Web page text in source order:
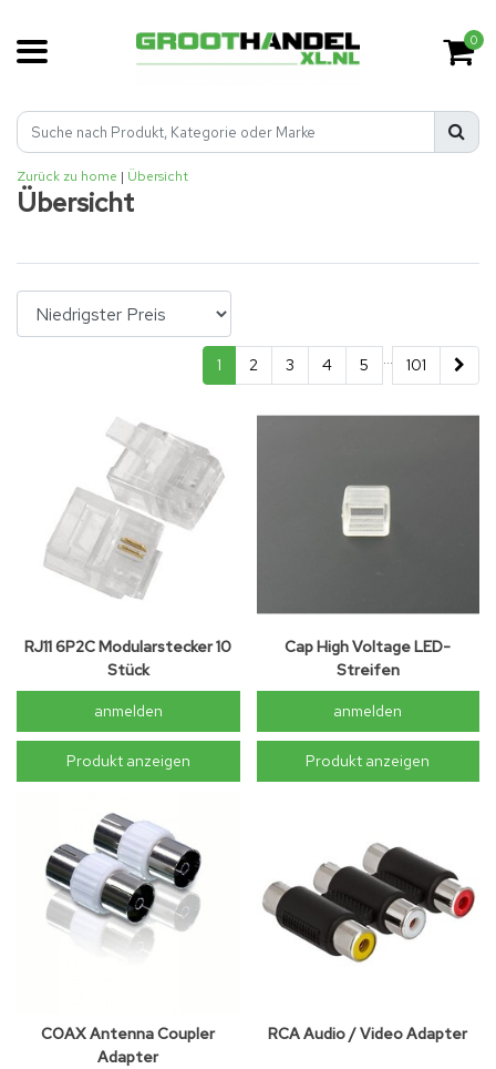
0
Zurück zu home | Übersicht
Übersicht
1 2 3 4 5 ... 101
RJ11 6P2C Modularstecker 10
Stück
anmelden
Produkt anzeigen
Cap High Voltage LED-
Streifen
anmelden
Produkt anzeigen
COAX Antenna Coupler
Adapter
RCA Audio / Video Adapter